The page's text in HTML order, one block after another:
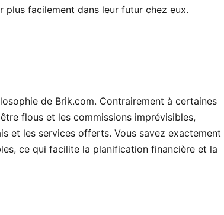
plus facilement dans leur futur chez eux.
de Brik.com. Contrairement à certaines
flous et les commissions imprévisibles,
et les services offerts. Vous savez exactement
ce qui facilite la planification financière et la